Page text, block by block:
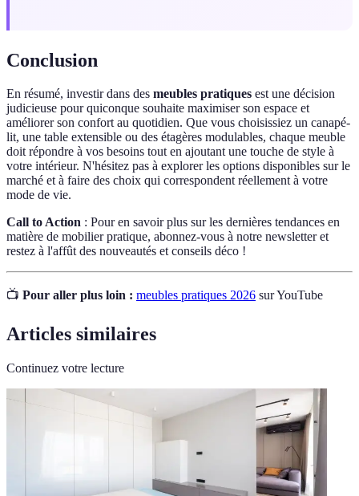
Conclusion
En résumé, investir dans des meubles pratiques est une décision
judicieuse pour quiconque souhaite maximiser son espace et
améliorer son confort au quotidien. Que vous choisissiez un canapé-
lit, une table extensible ou des étagères modulables, chaque meuble
doit répondre à vos besoins tout en ajoutant une touche de style à
votre intérieur. N'hésitez pas à explorer les options disponibles sur le
marché et à faire des choix qui correspondent réellement à votre
mode de vie.
Call to Action : Pour en savoir plus sur les dernières tendances en
matière de mobilier pratique, abonnez-vous à notre newsletter et
restez à l'affût des nouveautés et conseils déco !
📺 Pour aller plus loin : meubles pratiques 2026 sur YouTube
Articles similaires
Continuez votre lecture